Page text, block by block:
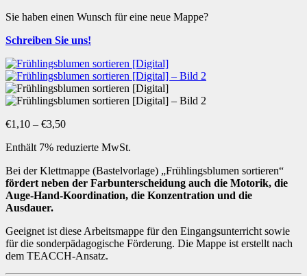
Sie haben einen Wunsch für eine neue Mappe?
Schreiben Sie uns!
€1,10 – €3,50Preisspanne:
bis
Enthält 7% reduzierte MwSt.
Bei der Klettmappe (Bastelvorlage) „Frühlingsblumen sortieren“
fördert neben der Farbunterscheidung auch die Motorik, die
Auge-Hand-Koordination, die Konzentration und die
Ausdauer.
Geeignet ist diese Arbeitsmappe für den Eingangsunterricht sowie
für die sonderpädagogische Förderung. Die Mappe ist erstellt nach
dem TEACCH-Ansatz.